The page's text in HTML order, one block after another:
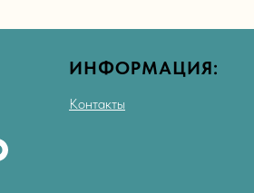
ИНФОРМАЦИЯ:
Контакты